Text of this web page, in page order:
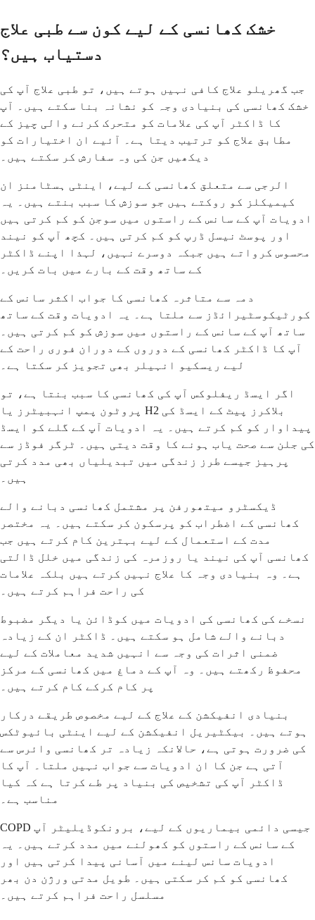
خشک کھانسی کے لیے کون سے طبی علاج
دستیاب ہیں؟
جب گھریلو علاج کافی نہیں ہوتے ہیں، تو طبی علاج آپ کی
خشک کھانسی کی بنیادی وجہ کو نشانہ بنا سکتے ہیں۔ آپ
کا ڈاکٹر آپ کی علامات کو متحرک کرنے والی چیز کے
مطابق علاج کو ترتیب دیتا ہے۔ آئیے ان اختیارات کو
دیکھیں جن کی وہ سفارش کر سکتے ہیں۔
الرجی سے متعلق کھانسی کے لیے، اینٹی ہسٹامنز ان
کیمیکلز کو روکتے ہیں جو سوزش کا سبب بنتے ہیں۔ یہ
ادویات آپ کے سانس کے راستوں میں سوجن کو کم کرتی ہیں
اور پوسٹ نیسل ڈرپ کو کم کرتی ہیں۔ کچھ آپ کو نیند
محسوس کرواتے ہیں جبکہ دوسرے نہیں، لہذا اپنے ڈاکٹر
کے ساتھ وقت کے بارے میں بات کریں۔
دمہ سے متاثرہ کھانسی کا جواب اکثر سانس کے
کورٹیکوسٹیرائڈز سے ملتا ہے۔ یہ ادویات وقت کے ساتھ
ساتھ آپ کے سانس کے راستوں میں سوزش کو کم کرتی ہیں۔
آپ کا ڈاکٹر کھانسی کے دوروں کے دوران فوری راحت کے
لیے ریسکیو انہیلر بھی تجویز کر سکتا ہے۔
اگر ایسڈ ریفلوکس آپ کی کھانسی کا سبب بنتا ہے، تو
پروٹون پمپ انہبیٹرز یا H2 بلاکرز پیٹ کے ایسڈ کی
پیداوار کو کم کرتے ہیں۔ یہ ادویات آپ کے گلے کو ایسڈ
کی جلن سے صحت یاب ہونے کا وقت دیتی ہیں۔ ٹرگر فوڈز سے
پرہیز جیسے طرز زندگی میں تبدیلیاں بھی مدد کرتی
ہیں۔
ڈیکسٹرو میتھورفن پر مشتمل کھانسی دبانے والے
کھانسی کے اضطراب کو پرسکون کر سکتے ہیں۔ یہ مختصر
مدت کے استعمال کے لیے بہترین کام کرتے ہیں جب
کھانسی آپ کی نیند یا روزمرہ کی زندگی میں خلل ڈالتی
ہے۔ وہ بنیادی وجہ کا علاج نہیں کرتے ہیں بلکہ علامات
کی راحت فراہم کرتے ہیں۔
نسخے کی کھانسی کی ادویات میں کوڈائن یا دیگر مضبوط
دبانے والے شامل ہو سکتے ہیں۔ ڈاکٹر ان کے زیادہ
ضمنی اثرات کی وجہ سے انہیں شدید معاملات کے لیے
محفوظ رکھتے ہیں۔ وہ آپ کے دماغ میں کھانسی کے مرکز
پر کام کرکے کام کرتے ہیں۔
بنیادی انفیکشن کے علاج کے لیے مخصوص طریقے درکار
ہوتے ہیں۔ بیکٹیریل انفیکشن کے لیے اینٹی بائیوٹکس
کی ضرورت ہوتی ہے، حالانکہ زیادہ تر کھانسی وائرس سے
آتی ہے جن کا ان ادویات سے جواب نہیں ملتا۔ آپ کا
ڈاکٹر آپ کی تشخیص کی بنیاد پر طے کرتا ہے کہ کیا
مناسب ہے۔
COPD جیسی دائمی بیماریوں کے لیے، برونکوڈیلیٹر آپ
کے سانس کے راستوں کو کھولنے میں مدد کرتے ہیں۔ یہ
ادویات سانس لینے میں آسانی پیدا کرتی ہیں اور
کھانسی کو کم کر سکتی ہیں۔ طویل مدتی ورژن دن بھر
مسلسل راحت فراہم کرتے ہیں۔